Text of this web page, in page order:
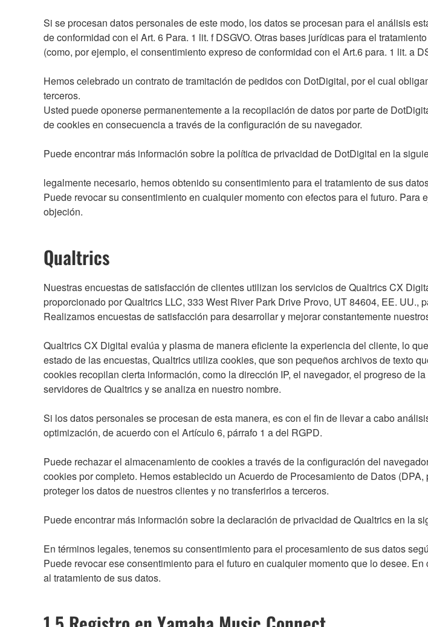
Si se procesan datos personales de este modo, los datos se procesan para el análisis
de conformidad con el Art. 6 Para. 1 lit. f DSGVO. Otras bases jurídicas para el
(como, por ejemplo, el consentimiento expreso de conformidad con el Art.6 para. 1 lit. a
Hemos celebrado un contrato de tramitación de pedidos con DotDigital, por el cual
terceros.
Usted puede oponerse permanentemente a la recopilación de datos por parte de
de cookies en consecuencia a través de la configuración de su navegador.
Puede encontrar más información sobre la política de privacidad de DotDigital en la
legalmente necesario, hemos obtenido su consentimiento para el tratamiento de sus
Puede revocar su consentimiento en cualquier momento con efectos para el futuro.
objeción.
Qualtrics
Nuestras encuestas de satisfacción de clientes utilizan los servicios de Qualtrics CX
proporcionado por Qualtrics LLC, 333 West River Park Drive Provo, UT 84604, EE.
Realizamos encuestas de satisfacción para desarrollar y mejorar constantemente
Qualtrics CX Digital evalúa y plasma de manera eficiente la experiencia del cliente, lo
estado de las encuestas, Qualtrics utiliza cookies, que son pequeños archivos de texto
cookies recopilan cierta información, como la dirección IP, el navegador, el progreso de
servidores de Qualtrics y se analiza en nuestro nombre.
Si los datos personales se procesan de esta manera, es con el fin de llevar a cabo
optimización, de acuerdo con el Artículo 6, párrafo 1 a del RGPD.
Puede rechazar el almacenamiento de cookies a través de la configuración del
cookies por completo. Hemos establecido un Acuerdo de Procesamiento de Datos
proteger los datos de nuestros clientes y no transferirlos a terceros.
Puede encontrar más información sobre la declaración de privacidad de Qualtrics en la
En términos legales, tenemos su consentimiento para el procesamiento de sus datos
Puede revocar ese consentimiento para el futuro en cualquier momento que lo desee.
al tratamiento de sus datos.